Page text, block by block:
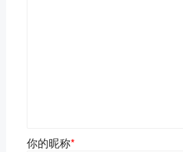
你的昵称*